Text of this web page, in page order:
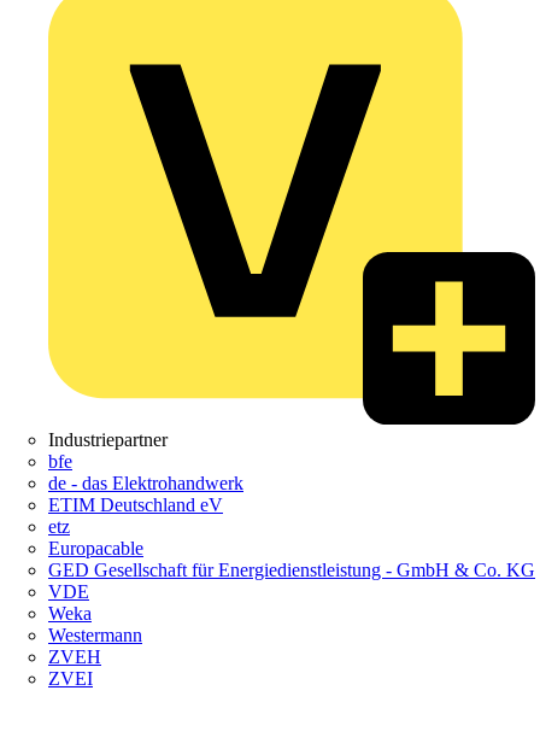
Industriepartner
bfe
de - das Elektrohandwerk
ETIM Deutschland eV
etz
Europacable
GED Gesellschaft für Energiedienstleistung - GmbH & Co. KG
VDE
Weka
Westermann
ZVEH
ZVEI